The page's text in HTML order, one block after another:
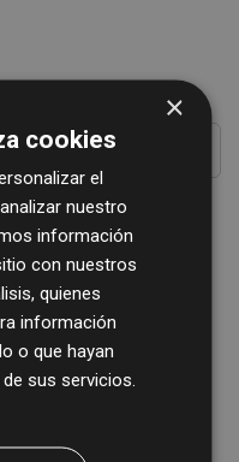
Formatos:
×
cookies
el
nuestro
información
con nuestros
quienes
información
o que hayan
sus servicios.